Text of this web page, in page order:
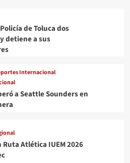
de Toluca dos
detiene a sus
Internacional
a Seattle Sounders en
Atlética IUEM 2026